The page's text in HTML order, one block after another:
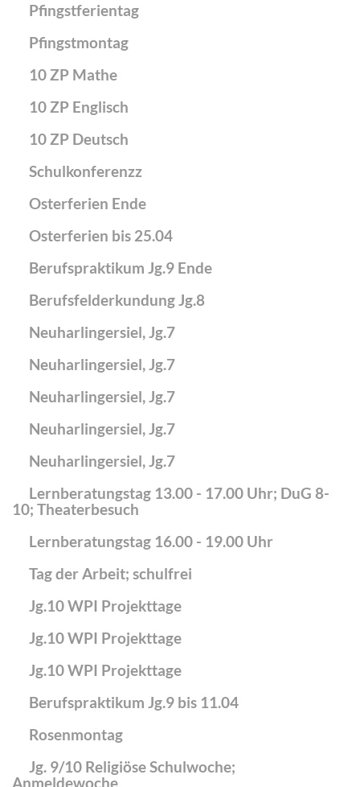
Pfingstferientag
Pfingstmontag
10 ZP Mathe
10 ZP Englisch
10 ZP Deutsch
Schulkonferenzz
Osterferien Ende
Osterferien bis 25.04
Berufspraktikum Jg.9 Ende
Berufsfelderkundung Jg.8
Neuharlingersiel, Jg.7
Neuharlingersiel, Jg.7
Neuharlingersiel, Jg.7
Neuharlingersiel, Jg.7
Neuharlingersiel, Jg.7
Lernberatungstag 13.00 - 17.00 Uhr; DuG 8-
10; Theaterbesuch
Lernberatungstag 16.00 - 19.00 Uhr
Tag der Arbeit; schulfrei
Jg.10 WPI Projekttage
Jg.10 WPI Projekttage
Jg.10 WPI Projekttage
Berufspraktikum Jg.9 bis 11.04
Rosenmontag
Jg. 9/10 Religiöse Schulwoche;
Anmeldewoche